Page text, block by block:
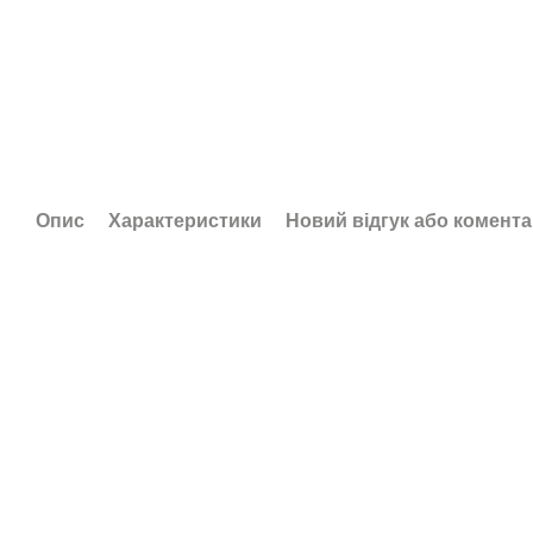
Опис Характеристики Новий відгук або